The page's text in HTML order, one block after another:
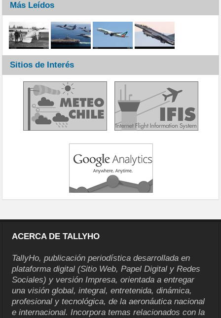
Más Leídos
Sitios de Interés
ACERCA DE TALLYHO
TallyHo, publicación periodística desarrollada en
plataforma digital (Sitio Web, Papel Digital y Redes
Sociales) y versión Impresa, orientada a entregar
una visión global, integral, entretenida, dinámica,
profesional y tecnológica, de la aeronáutica nacional
e internacional. Incorpora temas relacionados con la